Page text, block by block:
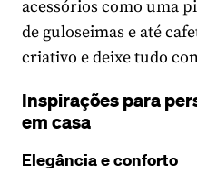
acessórios como uma
de guloseimas e até
criativo e deixe tudo
Inspirações para
em casa
Elegância e conforto